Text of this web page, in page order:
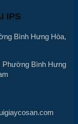
IPS
Bình Hưng Hòa,
Phường Bình Hưng